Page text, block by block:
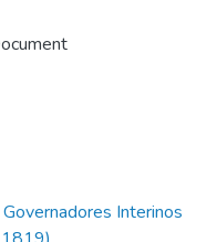
Interinos